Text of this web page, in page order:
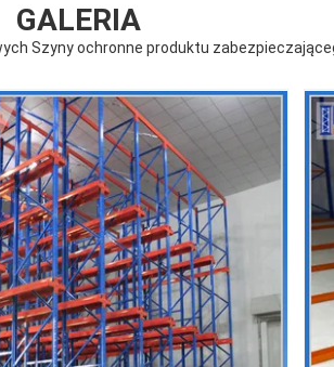
GALERIA
Szyny ochronne produktu